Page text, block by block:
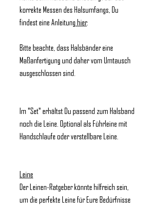
korrekte Messen des Halsumfangs, Du
findest eine Anleitung hier.
Bitte beachte, dass Halsbänder eine
Maßanfertigung und daher vom Umtausch
ausgeschlossen sind.
Im "Set" erhältst Du passend zum Halsband
noch die Leine. Optional als Führleine mit
Handschlaufe oder verstellbare Leine.
Leine
Der Leinen-Ratgeber könnte hilfreich sein,
um die perfekte Leine für Eure Bedürfnisse